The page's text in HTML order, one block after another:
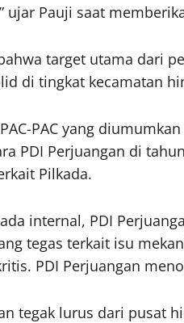
ujar Pauji saat
target utama dari
di tingkat kecamatan
PAC yang
PDI Perjuangan di
Pilkada.
internal, PDI
tegas terkait isu
PDI Perjuangan
tegak lurus dari pusat